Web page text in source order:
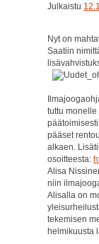
Julkaistu
Nyt on
Saatiin
tuttu
pääset
alkaen.
osoitteesta:
Alisa
niin
Alisalla on
tekemisen
helmikuusta